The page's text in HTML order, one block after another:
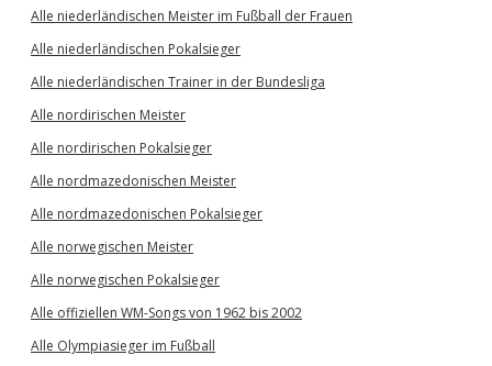
Alle niederländischen Meister im Fußball der Frauen
Alle niederländischen Pokalsieger
Alle niederländischen Trainer in der Bundesliga
Alle nordirischen Meister
Alle nordirischen Pokalsieger
Alle nordmazedonischen Meister
Alle nordmazedonischen Pokalsieger
Alle norwegischen Meister
Alle norwegischen Pokalsieger
Alle offiziellen WM-Songs von 1962 bis 2002
Alle Olympiasieger im Fußball